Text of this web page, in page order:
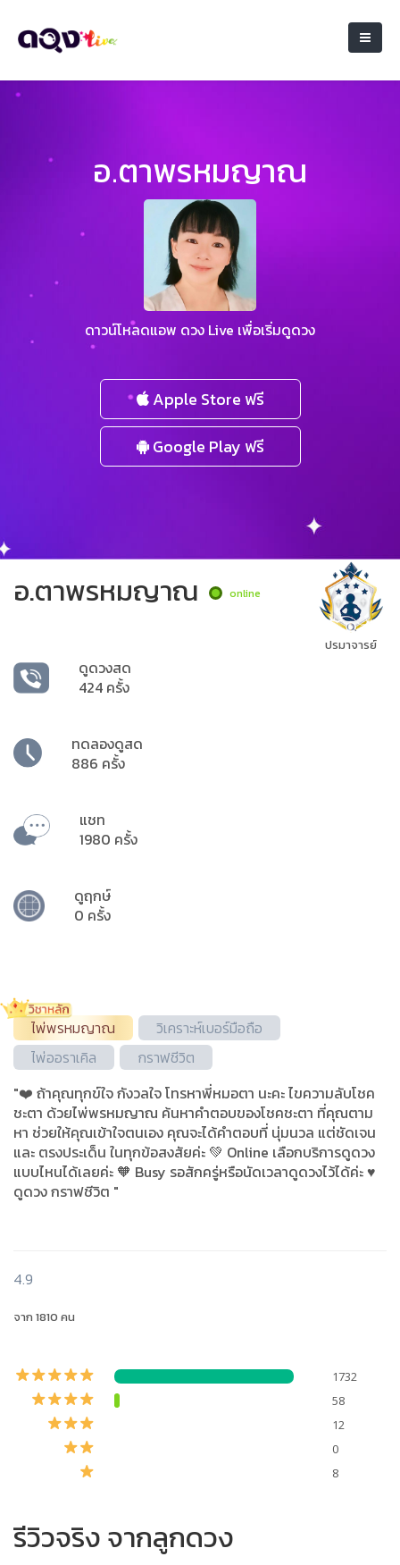
อ.ตาพรหมญาณ
ดาวน์โหลดแอพ ดวง Live เพื่อเริ่มดูดวง
Apple Store ฟรี
Google Play ฟรี
อ.ตาพรหมญาณ online
ดูดวงสด
424 ครั้ง
ทดลองดูสด
886 ครั้ง
แชท
1980 ครั้ง
ดูฤกษ์
0 ครั้ง
ปรมาจารย์
ไพ่พรหมญาณ
วิเคราะห์เบอร์มือถือ
ไพ่ออราเคิล
กราฟชีวิต
"❤️ ถ้าคุณทุกข์ใจ กังวลใจ โทรหาพี่หมอตา นะคะ ไขความลับโชค
ชะตา ด้วยไพ่พรหมญาณ ค้นหาคำตอบของโชคชะตา ที่คุณตาม
หา ช่วยให้คุณเข้าใจตนเอง คุณจะได้คำตอบที่ นุ่มนวล แต่ชัดเจน
และ ตรงประเด็น ในทุกข้อสงสัยค่ะ 💚 Online เลือกบริการดูดวง
แบบไหนได้เลยค่ะ 🧡 Busy รอสักครู่หรือนัดเวลาดูดวงไว้ได้ค่ะ ♥️
ดูดวง กราฟชีวิต "
4.9
จาก 1810 คน
1732
58
12
0
8
รีวิวจริง จากลูกดวง